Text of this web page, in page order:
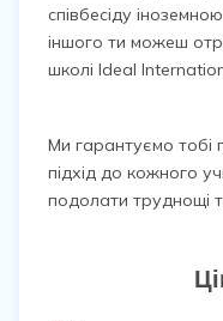
співбесіду
іншого ти можеш
школі Ideal
Ми гарантуємо тобі
підхід до кожного
подолати труднощі